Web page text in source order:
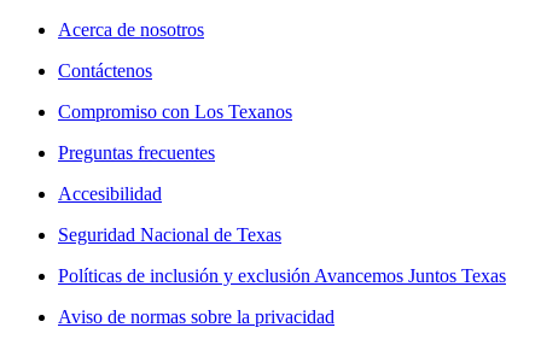
Acerca de nosotros
Contáctenos
Compromiso con Los Texanos
Preguntas frecuentes
Accesibilidad
Seguridad Nacional de Texas
Políticas de inclusión y exclusión Avancemos Juntos Texas
Aviso de normas sobre la privacidad